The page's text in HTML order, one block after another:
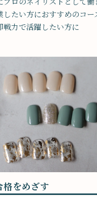
たい方におすすめのコー
戦力で活躍したい方に
格をめざす